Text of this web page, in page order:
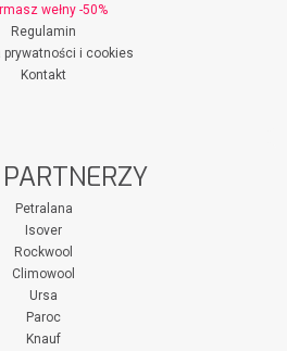
wełny -50%
Regulamin
prywatności i cookies
Kontakt
Petralana
Isover
Rockwool
Climowool
Ursa
Paroc
Knauf